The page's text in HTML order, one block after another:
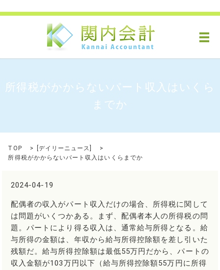
メ
所得税がかからないパート収入はいくら
までか
TOP デイリーニュース
所得税がかからないパート収入はいくらまでか
2024-04-19
配偶者の収入がパート収入だけの場合、所得税に関して
は問題がいくつかある。まず、配偶者本人の所得税の問
題。パートにより得る収入は、通常給与所得となる。給
与所得の金額は、年収から給与所得控除額を差し引いた
残額だ。給与所得控除額は最低55万円だから、パートの
収入金額が103万円以下（給与所得控除額55万円に所得